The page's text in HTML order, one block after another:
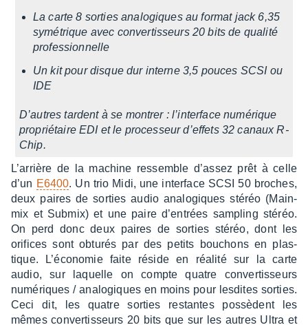
La carte 8 sorties analo­giques au format jack 6,35
symé­trique avec conver­tis­seurs 20 bits de qualité
profes­sion­nelle
Un kit pour disque dur interne 3,5 pouces SCSI ou
IDE
D’autres tardent à se montrer : l’in­ter­face numé­rique
proprié­taire EDI et le proces­seur d’ef­fets 32 canaux R-
Chip.
L’ar­rière de la machine ressemble d’as­sez prêt à celle
d’un E6400. Un trio Midi, une inter­face SCSI 50 broches,
deux paires de sorties audio analo­giques stéréo (Main­
mix et Submix) et une paire d’en­trées sampling stéréo.
On perd donc deux paires de sorties stéréo, dont les
orifices sont obtu­rés par des petits bouchons en plas­
tique. L’éco­no­mie faite réside en réalité sur la carte
audio, sur laquelle on compte quatre conver­tis­seurs
numé­riques / analo­giques en moins pour lesdites sorties.
Ceci dit, les quatre sorties restantes possèdent les
mêmes conver­tis­seurs 20 bits que sur les autres Ultra et